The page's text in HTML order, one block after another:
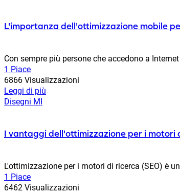
L'importanza dell'ottimizzazione mobile
Con sempre più persone che accedono a
1 Piace
6866 Visualizzazioni
Leggi di più
Disegni MI
I vantaggi dell'ottimizzazione per i motori
L'ottimizzazione per i motori di ricerca (SEO) è
1 Piace
6462 Visualizzazioni